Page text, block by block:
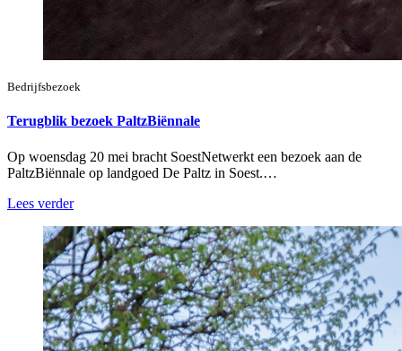
Bedrijfsbezoek
Terugblik bezoek PaltzBiënnale
Op woensdag 20 mei bracht SoestNetwerkt een bezoek aan de
PaltzBiënnale op landgoed De Paltz in Soest.…
Lees verder